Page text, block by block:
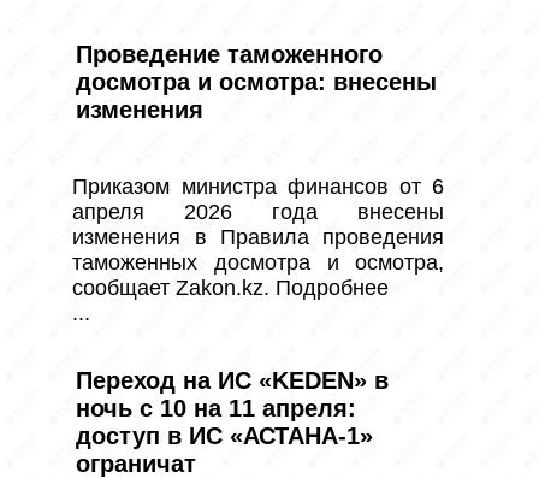
Проведение таможенного
досмотра и осмотра: внесены
изменения
Приказом министра финансов от 6
апреля 2026 года внесены
изменения в Правила проведения
таможенных досмотра и осмотра,
сообщает Zakon.kz. Подробнее
...
Переход на ИС «KEDEN» в
ночь с 10 на 11 апреля:
доступ в ИС «АСТАНА-1»
ограничат